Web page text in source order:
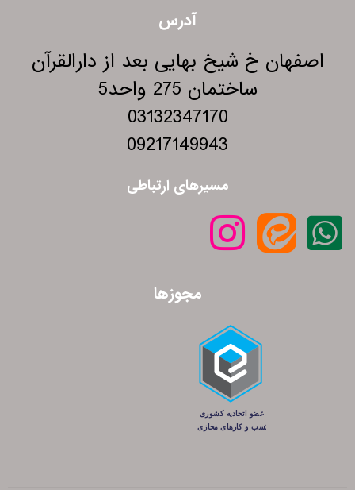
آدرس
اصفهان خ شیخ بهایی بعد از دارالقرآن
ساختمان 275 واحد5
03132347170
09217149943
مسیرهای ارتباطی
مجوزها